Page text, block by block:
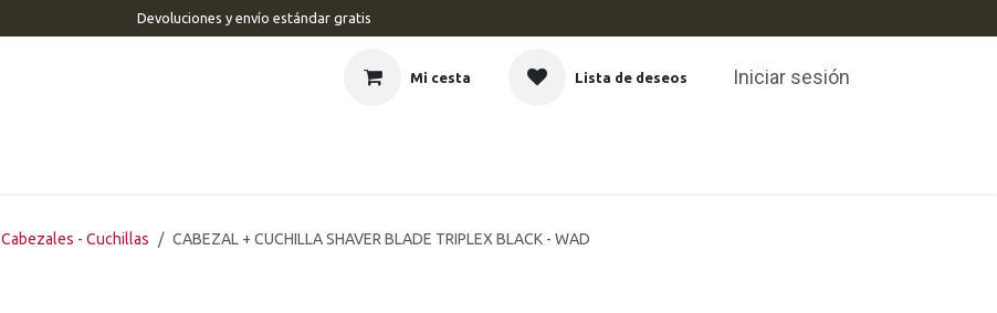
Devoluciones y envío estándar gratis
Mi cesta Lista de deseos Iniciar sesión
Cabezales - Cuchillas CABEZAL + CUCHILLA SHAVER BLADE TRIPLEX BLACK - WAD